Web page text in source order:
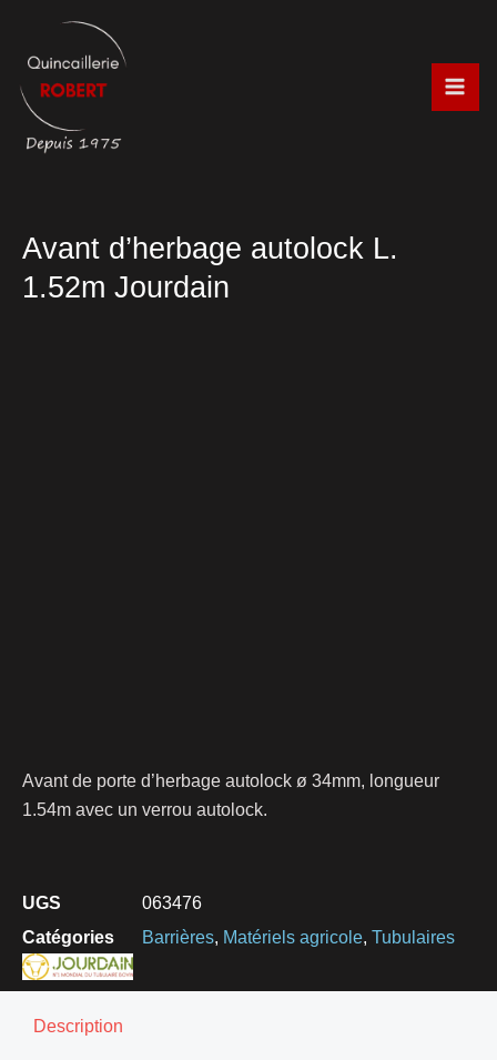
contenu
Avant d’herbage autolock L.
1.52m Jourdain
Avant de porte d’herbage autolock ø 34mm, longueur
1.54m avec un verrou autolock.
UGS
063476
Catégories
Barrières Matériels agricole Tubulaires
Description